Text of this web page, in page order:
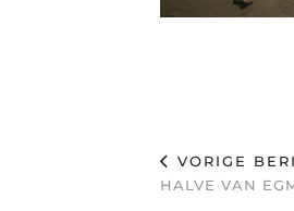
VORIGE
HALVE VAN